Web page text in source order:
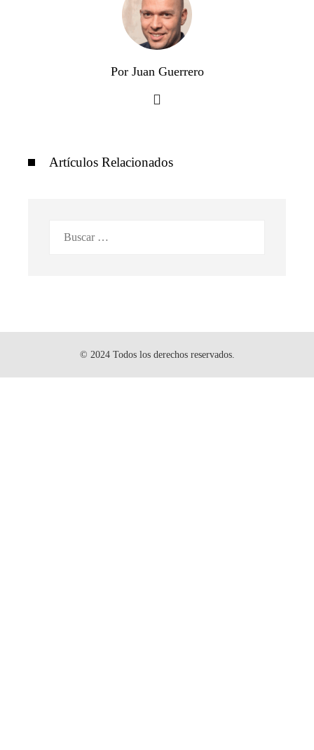
Por Juan Guerrero
Artículos Relacionados
© 2024 Todos los derechos reservados.